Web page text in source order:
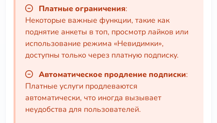
Платные ограничения:
Некоторые важные функции, такие как
поднятие анкеты в топ, просмотр лайков или
использование режима «Невидимки»,
доступны только через платную подписку.
Автоматическое продление подписки:
Платные услуги продлеваются
автоматически, что иногда вызывает
неудобства для пользователей.